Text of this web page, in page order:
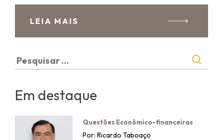
LEIA MAIS
Pesquisar
por:
Em destaque
Questões Econômico-financeiras
Por: Ricardo Taboaço